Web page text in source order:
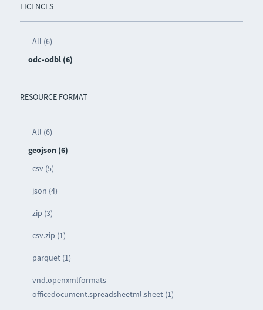
LICENCES
All (6)
odc-odbl (6)
RESOURCE FORMAT
All (6)
geojson (6)
csv (5)
json (4)
zip (3)
csv.zip (1)
parquet (1)
vnd.openxmlformats-
officedocument.spreadsheetml.sheet (1)